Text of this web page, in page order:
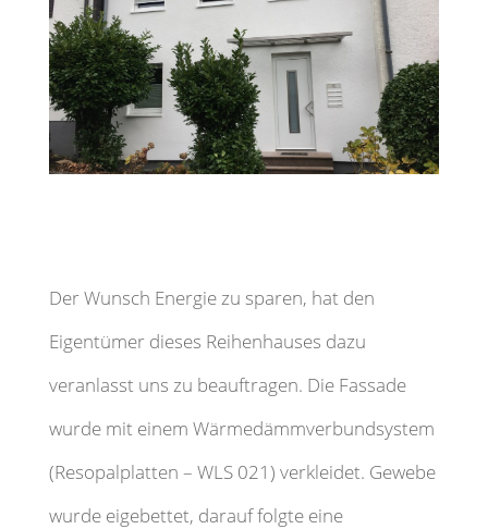
Der Wunsch Energie zu sparen, hat den
Eigentümer dieses Reihenhauses dazu
veranlasst uns zu beauftragen. Die Fassade
wurde mit einem Wärmedämmverbundsystem
(Resopalplatten – WLS 021) verkleidet. Gewebe
wurde eigebettet, darauf folgte eine